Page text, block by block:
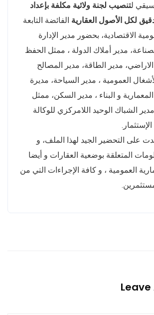
لتنصيب لجنة ولائية مكلفة بإعداد
لكل الأصول العقارية الفائضة التابعة
الاقتصادية، بحضور مدير الإدارة
مدير أملاك الدولة ، ممثل الحفظ
مدير الطاقة، مدير المصالح
العمومية ، مدير السياحة، مديرة
و البناء ، مدير السكن، ممثل
الشباك الوحيد اللامركزي للوكالة
على التحضير الجيد لهذا الملف، و
المتعلقة بوضعية العقارات و أيضا
العمومية ، و كافة الإجراءات التي من